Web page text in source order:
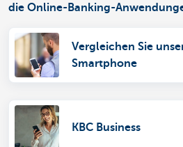
die Online-Banking-
Vergleichen Sie
Smartphone
KBC Business